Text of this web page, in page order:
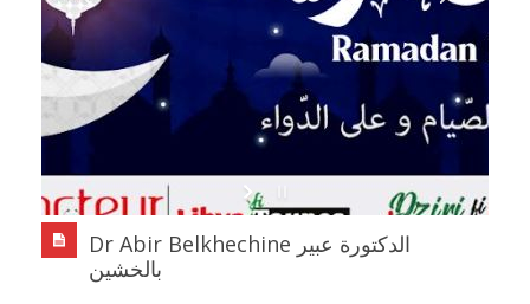
Dr Abir Belkhechine الدكتورة عبير
بالخشين